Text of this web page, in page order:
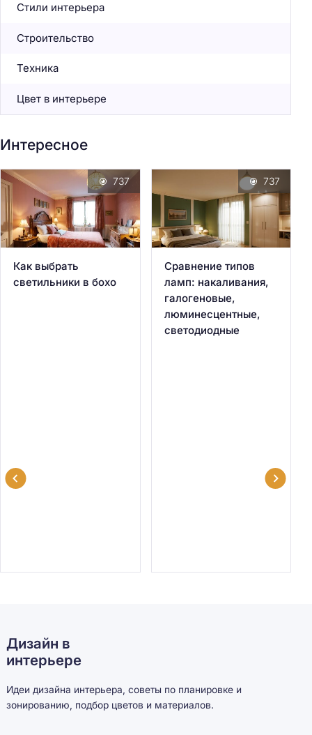
Стили интерьера
Строительство
Техника
Цвет в интерьере
Интересное
Как выбрать
светильники в бохо
737
Сравнение типов
ламп: накаливания,
галогеновые,
люминесцентные,
светодиодные
737
Дизайн в
интерьере
Идеи дизайна интерьера, советы по планировке и
зонированию, подбор цветов и материалов.